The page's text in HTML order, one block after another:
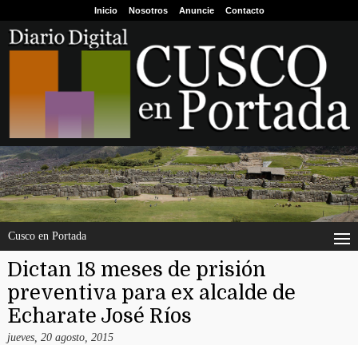
Inicio Nosotros Anuncie Contacto
Cusco en Portada
Dictan 18 meses de prisión
preventiva para ex alcalde de
Echarate José Ríos
jueves, 20 agosto, 2015